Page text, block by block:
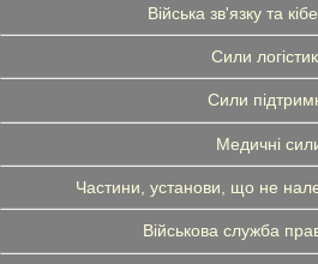
Війська зв'язку та
Сили
Сили
Медичні
Частини, установи, що не
Військова служба